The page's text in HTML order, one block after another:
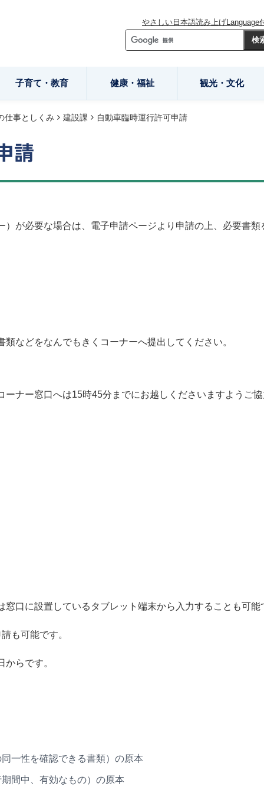
やさしい日本語読み上げLanguage
子育て・教育 健康・福祉 観光・文化
仕事としくみ 建設課 自動車臨時運行許可申請
請
が必要な場合は、電子申請ページより申請の上、必要書類
などをなんでもきくコーナーへ提出してください。
ナー窓口へは15時45分までにお越しくださいますようご
口に設置しているタブレット端末から入力することも可能
も可能です。
らです。
一性を確認できる書類）の原本
間中、有効なもの）の原本